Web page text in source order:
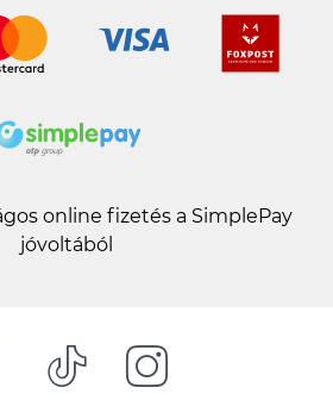
online fizetés a SimplePay
jóvoltából